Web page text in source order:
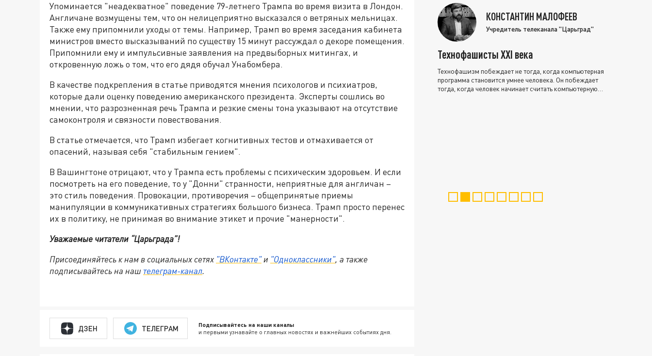
Упоминается "неадекватное" поведение 79-летнего Трампа во время визита в Лондон.
Англичане возмущены тем, что он нелицеприятно высказался о ветряных мельницах.
Также ему припомнили уходы от темы. Например, Трамп во время заседания кабинета
министров вместо высказываний по существу 15 минут рассуждал о декоре помещения.
Припомнили ему и импульсивные заявления на предвыборных митингах, и
откровенную ложь о том, что его дядя обучал Унабомбера.
В качестве подкрепления в статье приводятся мнения психологов и психиатров,
которые дали оценку поведению американского президента. Эксперты сошлись во
мнении, что разрозненная речь Трампа и резкие смены тона указывают на отсутствие
самоконтроля и связности повествования.
В статье отмечается, что Трамп избегает когнитивных тестов и отмахивается от
опасений, называя себя "стабильным гением".
В Вашингтоне отрицают, что у Трампа есть проблемы с психическим здоровьем. И если
посмотреть на его поведение, то у "Донни" странности, неприятные для англичан –
это стиль поведения. Провокации, противоречия – общепринятые приемы
манипуляции в коммуникативных стратегиях большого бизнеса. Трамп просто перенес
их в политику, не принимая во внимание этикет и прочие "манерности".
Уважаемые читатели “Царьграда”!
Присоединяйтесь к нам в социальных сетях "ВКонтакте"и "Одноклассники", а также
подписывайтесь на наш телеграм-канал.
ДЗЕН ТЕЛЕГРАМ Подписывайтесь на наши каналы
и первыми узнавайте о главных новостях и важнейших событиях дня.
КОНСТАНТИН МАЛОФЕЕВ
Учредитель телеканала "Царьград"
Технофашисты XXI века
Технофашизм побеждает не тогда, когда компьютерная
программа становится умнее человека. Он побеждает
тогда, когда человек начинает считать компьютерную